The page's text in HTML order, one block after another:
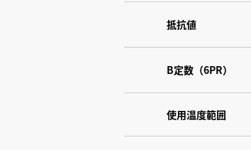
抵抗値
B定数（6PR）
使用温度範囲